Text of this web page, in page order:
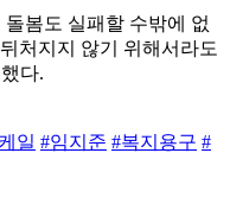
봄도 실패할 수밖에 없
처지지 않기 위해서라도
다.
일 #임지준 #복지용구 #